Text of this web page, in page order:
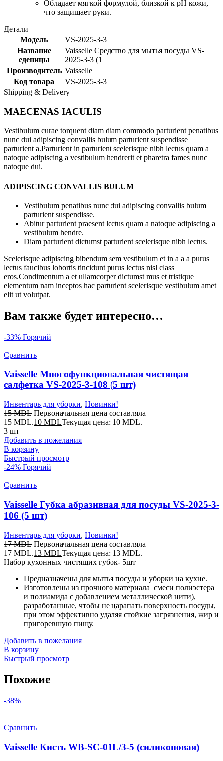
Обладает мягкой формулой, близкой к pH кожи,
что защищает руки.
Детали
Модель
VS-2025-3-3
Название
еденицы
Vaisselle Средство для мытья посуды VS-
2025-3-3 (1
Производитель Vaisselle
Код товара
VS-2025-3-3
Shipping & Delivery
MAECENAS IACULIS
Vestibulum curae torquent diam diam commodo parturient penatibus
nunc dui adipiscing convallis bulum parturient suspendisse
parturient a.Parturient in parturient scelerisque nibh lectus quam a
natoque adipiscing a vestibulum hendrerit et pharetra fames nunc
natoque dui.
ADIPISCING CONVALLIS BULUM
Vestibulum penatibus nunc dui adipiscing convallis bulum
parturient suspendisse.
Abitur parturient praesent lectus quam a natoque adipiscing a
vestibulum hendre.
Diam parturient dictumst parturient scelerisque nibh lectus.
Scelerisque adipiscing bibendum sem vestibulum et in a a a purus
lectus faucibus lobortis tincidunt purus lectus nisl class
eros.Condimentum a et ullamcorper dictumst mus et tristique
elementum nam inceptos hac parturient scelerisque vestibulum amet
elit ut volutpat.
Вам также будет интересно…
-33% Горячий
Сравнить
Vaisselle Многофункциональная чистящая
салфетка VS-2025-3-108 (5 шт)
Инвентарь для уборки, Новинки!
15MDL Первоначальная цена составляла
15 MDL.10 MDLТекущая цена: 10 MDL.
3 шт
Добавить в пожелания
В корзину
Быстрый просмотр
-24% Горячий
Сравнить
Vaisselle Губка абразивная для посуды VS-2025-3-
106 (5 шт)
Инвентарь для уборки, Новинки!
17MDL Первоначальная цена составляла
17 MDL.13 MDLТекущая цена: 13 MDL.
Набор кухонных чистящих губок- 5шт
Предназначены для мытья посуды и уборки на кухне.
Изготовлены из прочного материала смеси полиэстера
и полиамида с добавлением металлической нити),
разработанные, чтобы не царапать поверхность посуды,
при этом эффективно удаляя стойкие загрязнения, жир и
пригоревшую пищу.
Добавить в пожелания
В корзину
Быстрый просмотр
Похожие
-38%
Сравнить
Vaisselle Кисть WB-SC-01L/3-5 (силиконовая)